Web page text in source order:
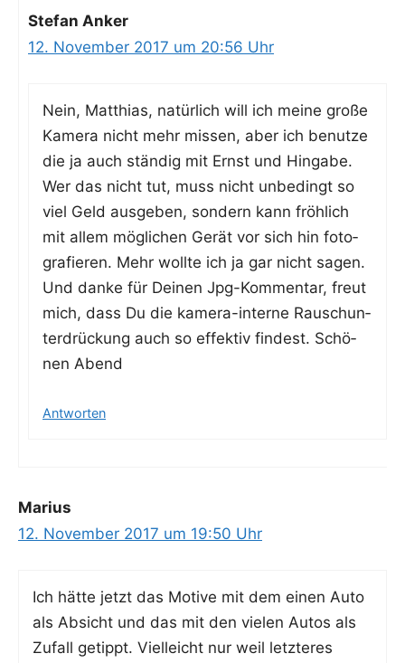
Stefan Anker
12. November 2017 um 20:56 Uhr
Nein, Mat­thi­as, natür­lich will ich mei­ne gro­ße
Kame­ra nicht mehr mis­sen, aber ich benut­ze
die ja auch stän­dig mit Ernst und Hin­ga­be.
Wer das nicht tut, muss nicht unbe­dingt so
viel Geld aus­ge­ben, son­dern kann fröh­lich
mit allem mög­li­chen Gerät vor sich hin foto­
gra­fie­ren. Mehr woll­te ich ja gar nicht sagen.
Und dan­ke für Dei­nen Jpg-Kom­men­tar, freut
mich, dass Du die kame­ra-inter­ne Rausch­un­
ter­drü­ckung auch so effek­tiv fin­dest. Schö­
nen Abend
Antworten
Marius
12. November 2017 um 19:50 Uhr
Ich hät­te jetzt das Moti­ve mit dem einen Auto
als Absicht und das mit den vie­len Autos als
Zufall getippt. Viel­leicht nur weil letz­te­res